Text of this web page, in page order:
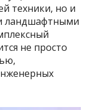
техники, но и
ландшафтными
не просто